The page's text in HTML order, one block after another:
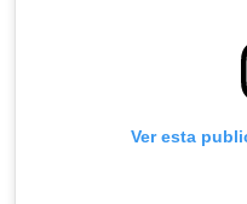
Ver esta